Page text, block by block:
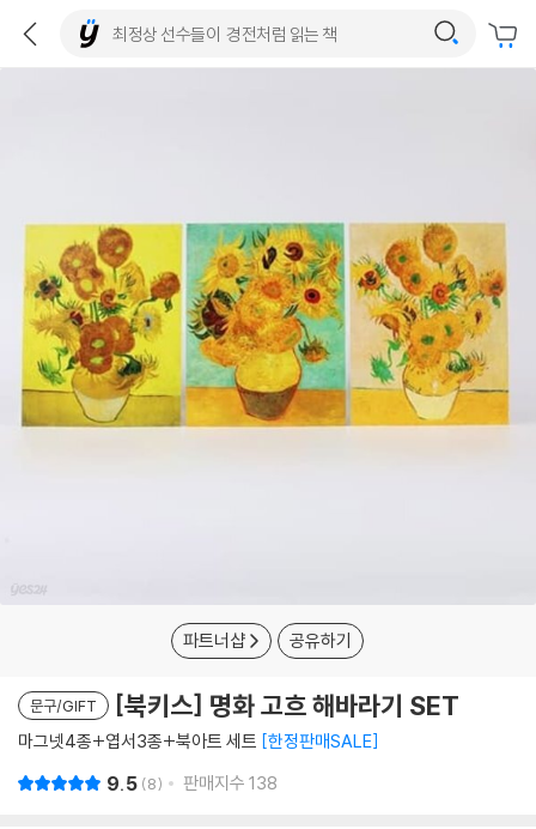
파트너샵 공유하기
문구/GIFT [북키스] 명화 고흐 해바라기 SET
마그넷4종+엽서3종+북아트 세트 한정판매SALE
9.5 8 판매지수 138